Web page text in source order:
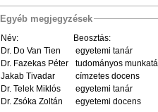
Egyéb megjegyzések
Név:
Beosztás:
Dr. Do Van Tien
egyetemi tanár
Dr. Fazekas Péter
tudományos
Jakab Tivadar
címzetes docens
Dr. Telek Miklós
egyetemi tanár
Dr. Zsóka Zoltán
egyetemi docens